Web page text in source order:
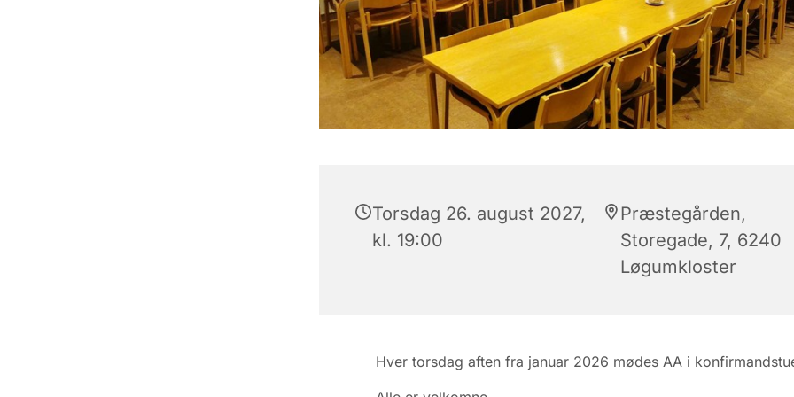
Torsdag 26. august 2027,
kl. 19:00
Præstegården,
Storegade, 7, 6240
Løgumkloster
Hver torsdag aften fra januar 2026 mødes AA i